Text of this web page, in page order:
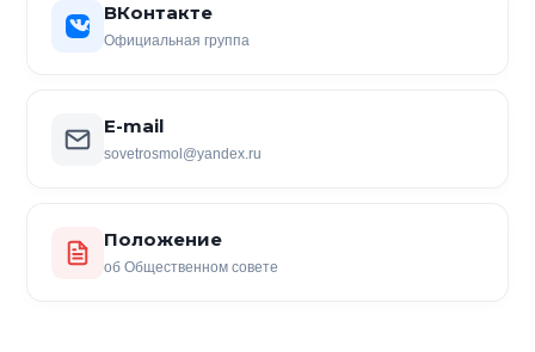
ВКонтакте
Официальная группа
E-mail
sovetrosmol@yandex.ru
Положение
об Общественном совете